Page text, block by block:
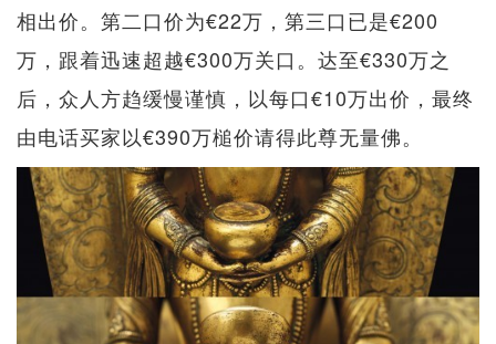
相出价。第二口价为€22万，第三口已是€200
万，跟着迅速超越€300万关口。达至€330万之
后，众人方趋缓慢谨慎，以每口€10万出价，最终
由电话买家以€390万槌价请得此尊无量佛。